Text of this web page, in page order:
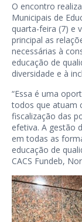
O encontro
Municipais de
quarta-feira (7) e
principal as
necessárias à
educação de
diversidade e à
“Essa é uma
todos que atuam
fiscalização das
efetiva. A gestão
em todas as
educação de
CACS Fundeb,